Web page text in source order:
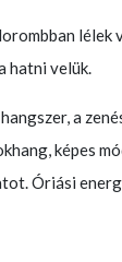
lélek
hatni velük.
a
képes
Óriási